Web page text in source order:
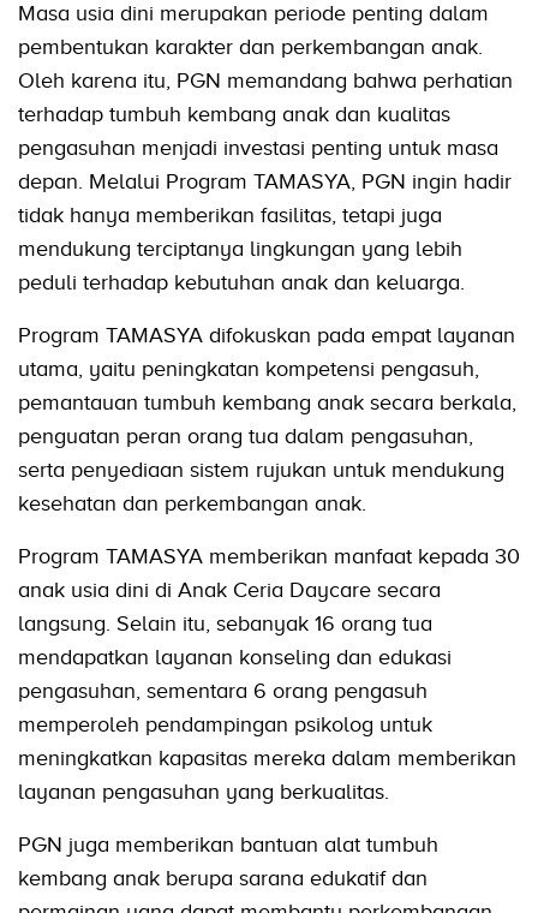
Masa usia dini merupakan periode penting dalam
pembentukan karakter dan perkembangan anak.
Oleh karena itu, PGN memandang bahwa perhatian
terhadap tumbuh kembang anak dan kualitas
pengasuhan menjadi investasi penting untuk masa
depan. Melalui Program TAMASYA, PGN ingin hadir
tidak hanya memberikan fasilitas, tetapi juga
mendukung terciptanya lingkungan yang lebih
peduli terhadap kebutuhan anak dan keluarga.
Program TAMASYA difokuskan pada empat layanan
utama, yaitu peningkatan kompetensi pengasuh,
pemantauan tumbuh kembang anak secara berkala,
penguatan peran orang tua dalam pengasuhan,
serta penyediaan sistem rujukan untuk mendukung
kesehatan dan perkembangan anak.
Program TAMASYA memberikan manfaat kepada 30
anak usia dini di Anak Ceria Daycare secara
langsung. Selain itu, sebanyak 16 orang tua
mendapatkan layanan konseling dan edukasi
pengasuhan, sementara 6 orang pengasuh
memperoleh pendampingan psikolog untuk
meningkatkan kapasitas mereka dalam memberikan
layanan pengasuhan yang berkualitas.
PGN juga memberikan bantuan alat tumbuh
kembang anak berupa sarana edukatif dan